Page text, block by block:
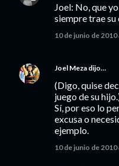
Joel: No, que
siempre trae
10 de junio de 2010
Joel Meza dijo…
(Digo, quise
juego de su
Sí, por eso lo
excusa o
ejemplo.
10 de junio de 2010